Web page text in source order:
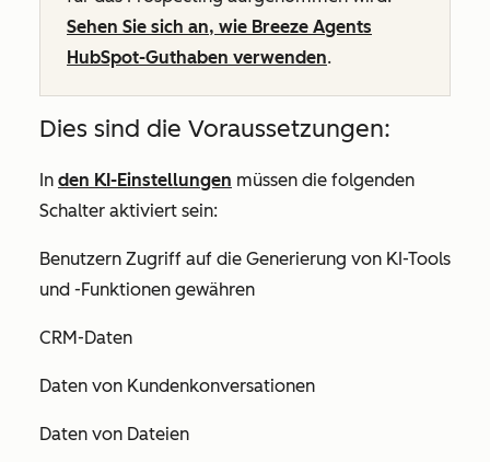
Sehen Sie sich an, wie Breeze Agents
HubSpot-Guthaben verwenden.
Dies sind die Voraussetzungen:
In den KI-Einstellungen müssen die folgenden
Schalter aktiviert sein:
Benutzern Zugriff auf die Generierung von KI-Tools
und -Funktionen gewähren
CRM-Daten
Daten von Kundenkonversationen
Daten von Dateien